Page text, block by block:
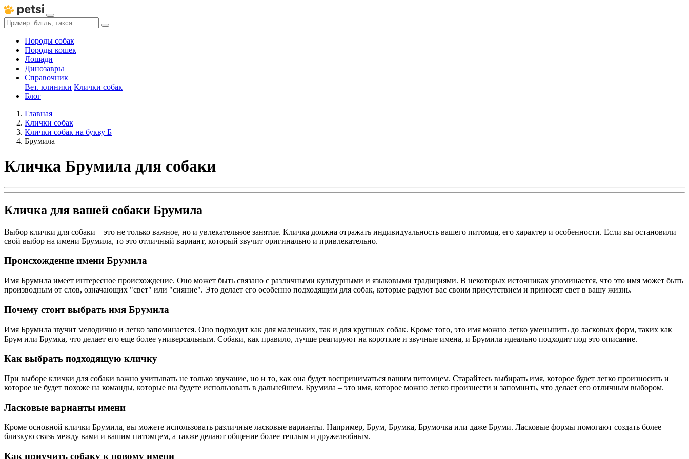
Породы собак
Породы кошек
Лошади
Динозавры
Справочник
Вет. клиники Клички собак
Блог
Главная
Клички собак
Клички собак на букву Б
Брумила
Кличка Брумила для собаки
Кличка для вашей собаки Брумила
Выбор клички для собаки – это не только важное, но и увлекательное занятие. Кличка должна отражать индивидуальность вашего питомца, его характер и особенности. Если вы остановили
свой выбор на имени Брумила, то это отличный вариант, который звучит оригинально и привлекательно.
Происхождение имени Брумила
Имя Брумила имеет интересное происхождение. Оно может быть связано с различными культурными и языковыми традициями. В некоторых источниках упоминается, что это имя может быть
производным от слов, означающих "свет" или "сияние". Это делает его особенно подходящим для собак, которые радуют вас своим присутствием и приносят свет в вашу жизнь.
Почему стоит выбрать имя Брумила
Имя Брумила звучит мелодично и легко запоминается. Оно подходит как для маленьких, так и для крупных собак. Кроме того, это имя можно легко уменьшить до ласковых форм, таких как
Брум или Брумка, что делает его еще более универсальным. Собаки, как правило, лучше реагируют на короткие и звучные имена, и Брумила идеально подходит под это описание.
Как выбрать подходящую кличку
При выборе клички для собаки важно учитывать не только звучание, но и то, как она будет восприниматься вашим питомцем. Старайтесь выбирать имя, которое будет легко произносить и
которое не будет похоже на команды, которые вы будете использовать в дальнейшем. Брумила – это имя, которое можно легко произнести и запомнить, что делает его отличным выбором.
Ласковые варианты имени
Кроме основной клички Брумила, вы можете использовать различные ласковые варианты. Например, Брум, Брумка, Брумочка или даже Бруми. Ласковые формы помогают создать более
близкую связь между вами и вашим питомцем, а также делают общение более теплым и дружелюбным.
Как приучить собаку к новому имени